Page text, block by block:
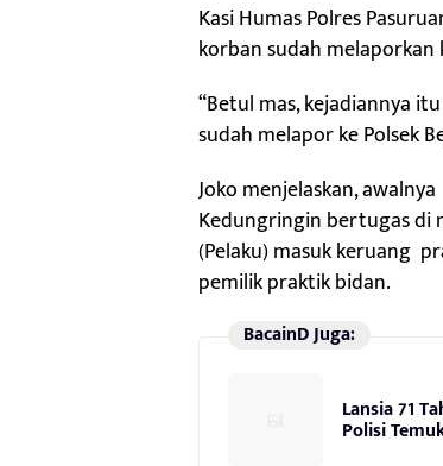
Kasi Humas Polres
korban sudah melaporkan
“Betul mas, kejadiannya
sudah melapor ke Polsek
Joko menjelaskan,
Kedungringin bertugas di
(Pelaku) masuk keruang
pemilik praktik bidan.
BacainD Juga:
Lansia 71
Polisi